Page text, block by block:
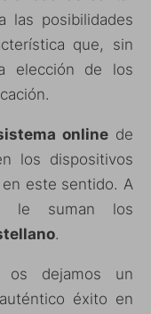
las posibilidades
que, sin
elección de los
online de
los dispositivos
este sentido. A
le suman los
.
os dejamos un
éxito en